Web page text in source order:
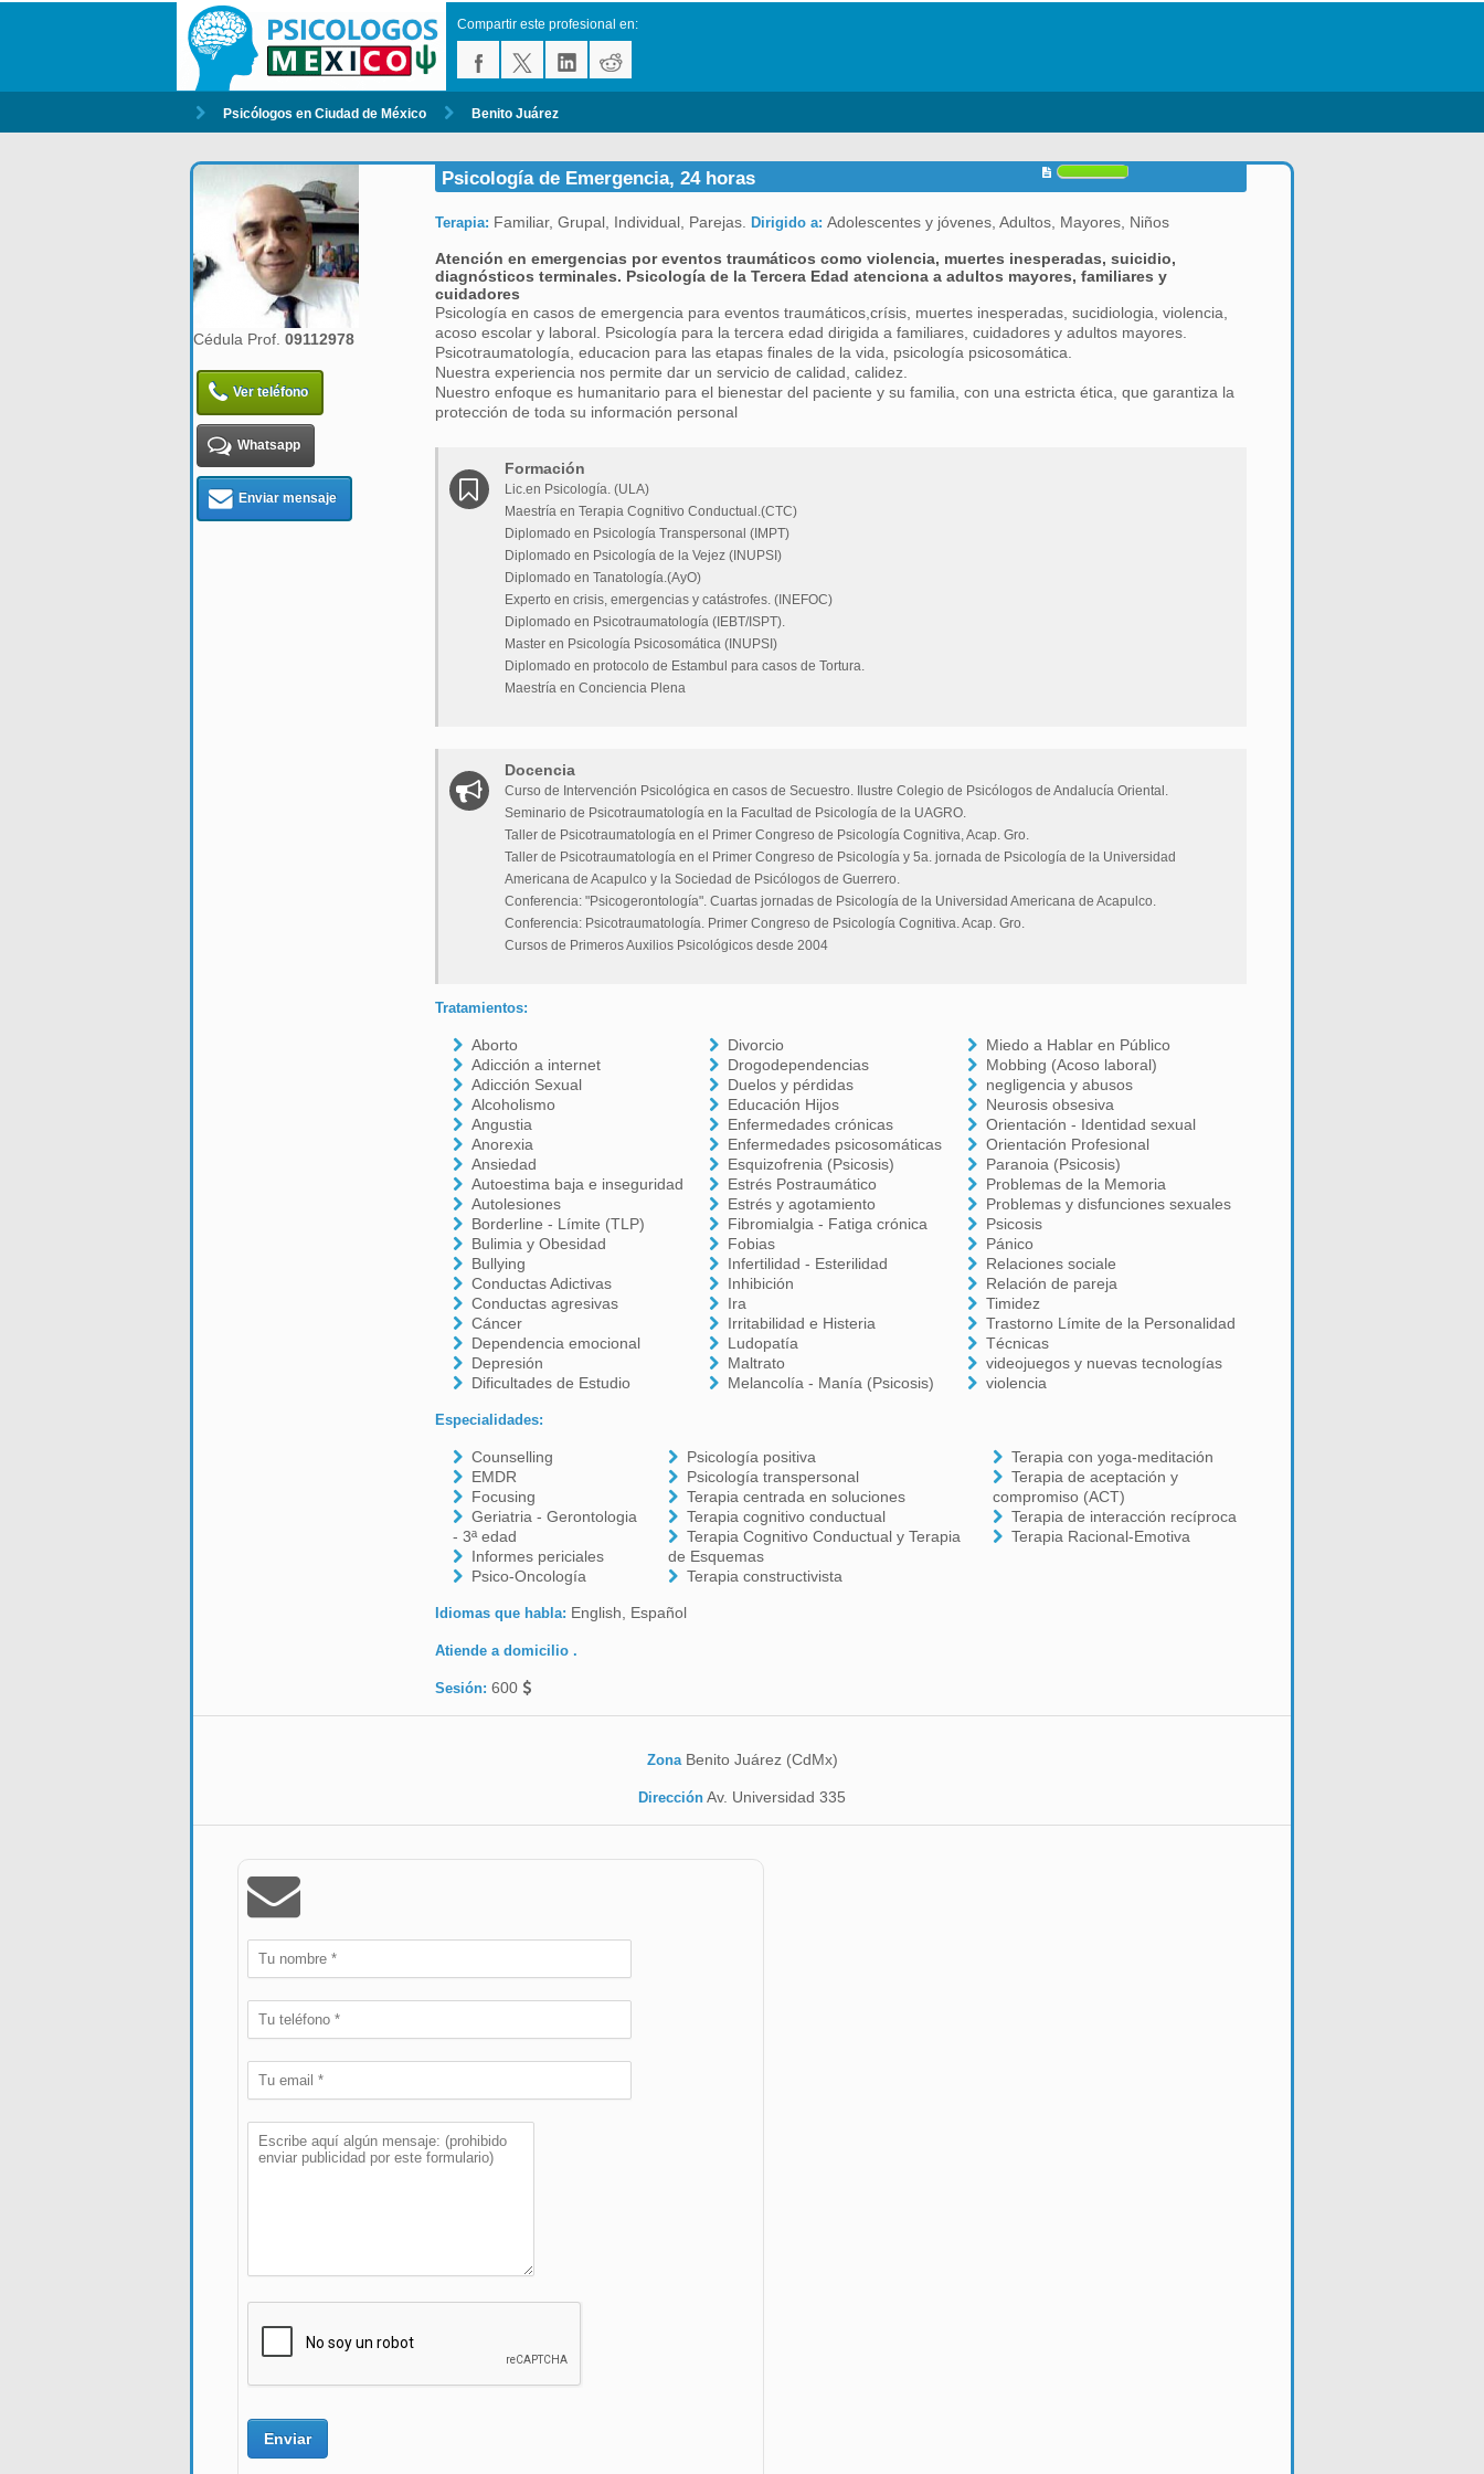
Compartir este profesional en:
Psicólogos en Ciudad de México Benito Juárez
Cédula Prof. 09112978
Ver teléfono
Whatsapp
Enviar mensaje
Psicología de Emergencia, 24 horas
Terapia: Familiar, Grupal, Individual, Parejas. Dirigido a: Adolescentes y jóvenes, Adultos, Mayores, Niños
Atención en emergencias por eventos traumáticos como violencia, muertes inesperadas, suicidio,
diagnósticos terminales. Psicología de la Tercera Edad atenciona a adultos mayores, familiares y
cuidadores
Psicología en casos de emergencia para eventos traumáticos,crísis, muertes inesperadas, sucidiologia, violencia,
acoso escolar y laboral. Psicología para la tercera edad dirigida a familiares, cuidadores y adultos mayores.
Psicotraumatología, educacion para las etapas finales de la vida, psicología psicosomática.
Nuestra experiencia nos permite dar un servicio de calidad, calidez.
Nuestro enfoque es humanitario para el bienestar del paciente y su familia, con una estricta ética, que garantiza la
protección de toda su información personal
Formación
Lic.en Psicología. (ULA)
Maestría en Terapia Cognitivo Conductual.(CTC)
Diplomado en Psicología Transpersonal (IMPT)
Diplomado en Psicología de la Vejez (INUPSI)
Diplomado en Tanatología.(AyO)
Experto en crisis, emergencias y catástrofes. (INEFOC)
Diplomado en Psicotraumatología (IEBT/ISPT).
Master en Psicología Psicosomática (INUPSI)
Diplomado en protocolo de Estambul para casos de Tortura.
Maestría en Conciencia Plena
Docencia
Curso de Intervención Psicológica en casos de Secuestro. Ilustre Colegio de Psicólogos de Andalucía Oriental.
Seminario de Psicotraumatología en la Facultad de Psicología de la UAGRO.
Taller de Psicotraumatología en el Primer Congreso de Psicología Cognitiva, Acap. Gro.
Taller de Psicotraumatología en el Primer Congreso de Psicología y 5a. jornada de Psicología de la Universidad
Americana de Acapulco y la Sociedad de Psicólogos de Guerrero.
Conferencia: "Psicogerontología". Cuartas jornadas de Psicología de la Universidad Americana de Acapulco.
Conferencia: Psicotraumatología. Primer Congreso de Psicología Cognitiva. Acap. Gro.
Cursos de Primeros Auxilios Psicológicos desde 2004
Tratamientos:
Aborto
Adicción a internet
Adicción Sexual
Alcoholismo
Angustia
Anorexia
Ansiedad
Autoestima baja e inseguridad
Autolesiones
Borderline - Límite (TLP)
Bulimia y Obesidad
Bullying
Conductas Adictivas
Conductas agresivas
Cáncer
Dependencia emocional
Depresión
Dificultades de Estudio
Divorcio
Drogodependencias
Duelos y pérdidas
Educación Hijos
Enfermedades crónicas
Enfermedades psicosomáticas
Esquizofrenia (Psicosis)
Estrés Postraumático
Estrés y agotamiento
Fibromialgia - Fatiga crónica
Fobias
Infertilidad - Esterilidad
Inhibición
Ira
Irritabilidad e Histeria
Ludopatía
Maltrato
Melancolía - Manía (Psicosis)
Miedo a Hablar en Público
Mobbing (Acoso laboral)
negligencia y abusos
Neurosis obsesiva
Orientación - Identidad sexual
Orientación Profesional
Paranoia (Psicosis)
Problemas de la Memoria
Problemas y disfunciones sexuales
Psicosis
Pánico
Relaciones sociale
Relación de pareja
Timidez
Trastorno Límite de la Personalidad
Técnicas
videojuegos y nuevas tecnologías
violencia
Especialidades:
Counselling
EMDR
Focusing
Geriatria - Gerontologia
- 3ª edad
Informes periciales
Psico-Oncología
Psicología positiva
Psicología transpersonal
Terapia centrada en soluciones
Terapia cognitivo conductual
Terapia Cognitivo Conductual y Terapia
de Esquemas
Terapia constructivista
Terapia con yoga-meditación
Terapia de aceptación y
compromiso (ACT)
Terapia de interacción recíproca
Terapia Racional-Emotiva
Idiomas que habla: English, Español
Atiende a domicilio .
Sesión: 600
Zona Benito Juárez (CdMx)
Dirección Av. Universidad 335